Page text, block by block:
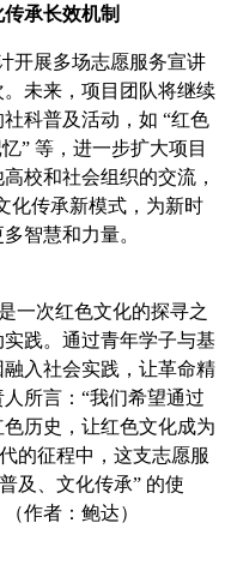
承长效机制
开展多场志愿服务宣讲
未来，项目团队将继续
科普及活动，如 “红色
” 等，进一步扩大项目
校和社会组织的交流，
化传承新模式，为新时
智慧和力量。
一次红色文化的探寻之
践。通过青年学子与基
入社会实践，让革命精
所言：“我们希望通过
历史，让红色文化成为
的征程中，这支志愿服
及、文化传承” 的使
作者：鲍达）